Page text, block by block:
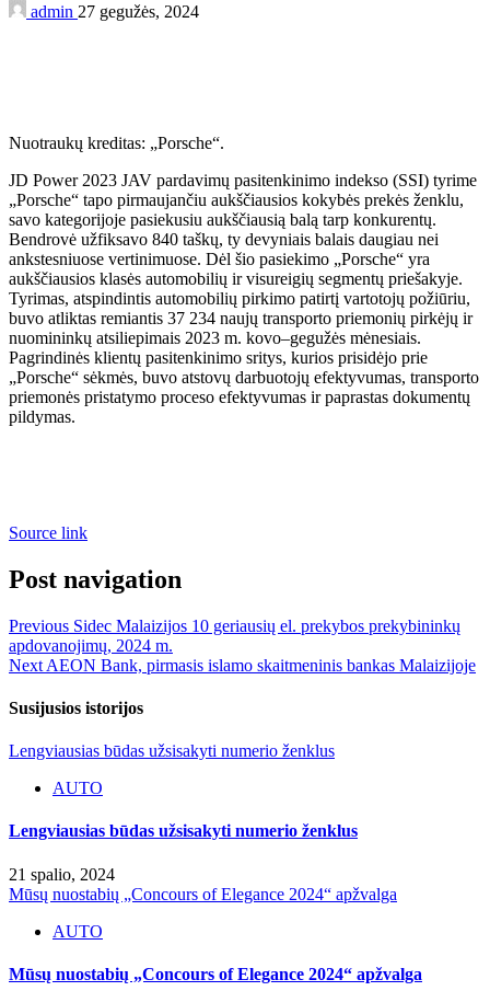
admin 27 gegužės, 2024
Nuotraukų kreditas: „Porsche“.
JD Power 2023 JAV pardavimų pasitenkinimo indekso (SSI) tyrime
„Porsche“ tapo pirmaujančiu aukščiausios kokybės prekės ženklu,
savo kategorijoje pasiekusiu aukščiausią balą tarp konkurentų.
Bendrovė užfiksavo 840 taškų, ty devyniais balais daugiau nei
ankstesniuose vertinimuose. Dėl šio pasiekimo „Porsche“ yra
aukščiausios klasės automobilių ir visureigių segmentų priešakyje.
Tyrimas, atspindintis automobilių pirkimo patirtį vartotojų požiūriu,
buvo atliktas remiantis 37 234 naujų transporto priemonių pirkėjų ir
nuomininkų atsiliepimais 2023 m. kovo–gegužės mėnesiais.
Pagrindinės klientų pasitenkinimo sritys, kurios prisidėjo prie
„Porsche“ sėkmės, buvo atstovų darbuotojų efektyvumas, transporto
priemonės pristatymo proceso efektyvumas ir paprastas dokumentų
pildymas.
Source link
Post navigation
Previous Sidec Malaizijos 10 geriausių el. prekybos prekybininkų
apdovanojimų, 2024 m.
Next AEON Bank, pirmasis islamo skaitmeninis bankas Malaizijoje
Susijusios istorijos
Lengviausias būdas užsisakyti numerio ženklus
AUTO
Lengviausias būdas užsisakyti numerio ženklus
21 spalio, 2024
Mūsų nuostabių „Concours of Elegance 2024“ apžvalga
AUTO
Mūsų nuostabių „Concours of Elegance 2024“ apžvalga